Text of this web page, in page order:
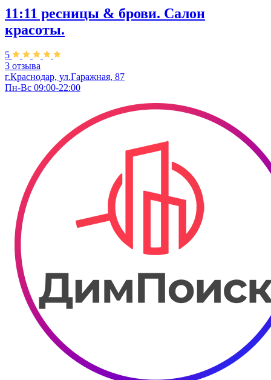
11:11 ресницы & брови. Салон
красоты.
5
3 отзыва
г.Краснодар, ул.Гаражная, 87
Пн-Вс 09:00-22:00